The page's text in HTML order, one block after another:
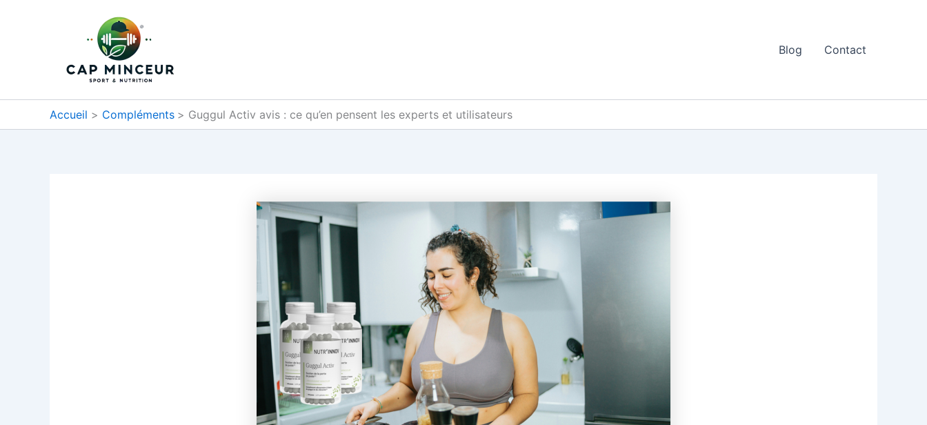
Blog Contact
Accueil Compléments Guggul Activ avis : ce qu’en pensent les experts et utilisateurs